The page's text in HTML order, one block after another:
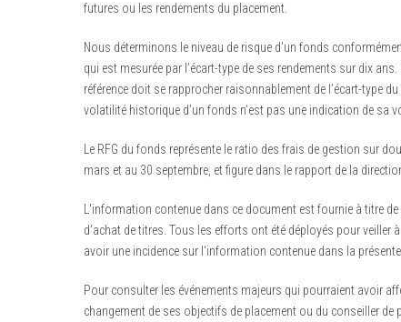
futures ou les rendements du placement.
Nous déterminons le niveau de risque d’un fonds
qui est mesurée par l’écart-type de ses rendements sur dix
référence doit se rapprocher raisonnablement de l’écart-type
volatilité historique d’un fonds n’est pas une indication de sa
Le RFG du fonds représente le ratio des frais de gestion sur
mars et au 30 septembre, et figure dans le rapport de la
L'information contenue dans ce document est fournie à titre
d’achat de titres. Tous les efforts ont été déployés pour
avoir une incidence sur l'information contenue dans la présente.
Pour consulter les événements majeurs qui pourraient avoir
changement de ses objectifs de placement ou du conseiller